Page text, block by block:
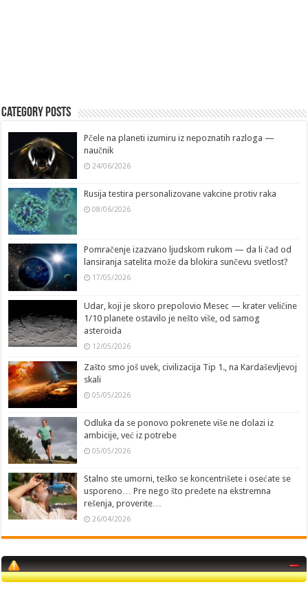
Category Posts
Pčele na planeti izumiru iz nepoznatih razloga —
naučnik
24/06/2026
Rusija testira personalizovane vakcine protiv raka
08/06/2026
Pomračenje izazvano ljudskom rukom — da li čađ od
lansiranja satelita može da blokira sunčevu svetlost?
17/05/2026
Udar, koji je skoro prepolovio Mesec — krater veličine
1/10 planete ostavilo je nešto više, od samog
asteroida
12/05/2026
Zašto smo još uvek, civilizacija Tip 1., na Kardaševljevoj
skali
05/05/2026
Odluka da se ponovo pokrenete više ne dolazi iz
ambicije, već iz potrebe
05/05/2026
Stalno ste umorni, teško se koncentrišete i osećate se
usporeno… Pre nego što pređete na ekstremna
rešenja, proverite…
26/04/2026